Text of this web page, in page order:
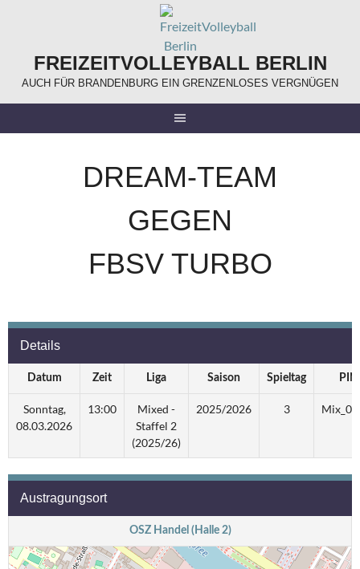
FREIZEITVOLLEYBALL BERLIN
AUCH FÜR BRANDENBURG EIN GRENZENLOSES VERGNÜGEN
DREAM-TEAM
GEGEN
FBSV TURBO
Details
Datum Zeit Liga Saison Spieltag PIN
Sonntag,
08.03.2026
13:00
Mixed -
Staffel 2
(2025/26)
2025/2026 3
Austragungsort
OSZ Handel (Halle 2)